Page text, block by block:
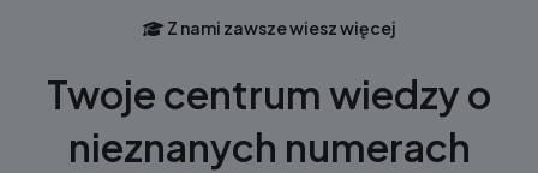
Z nami zawsze wiesz więcej
Twoje centrum wiedzy o
nieznanych numerach